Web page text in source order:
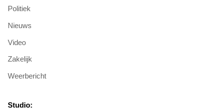
Politiek
Nieuws
Video
Zakelijk
Weerbericht
Studio: